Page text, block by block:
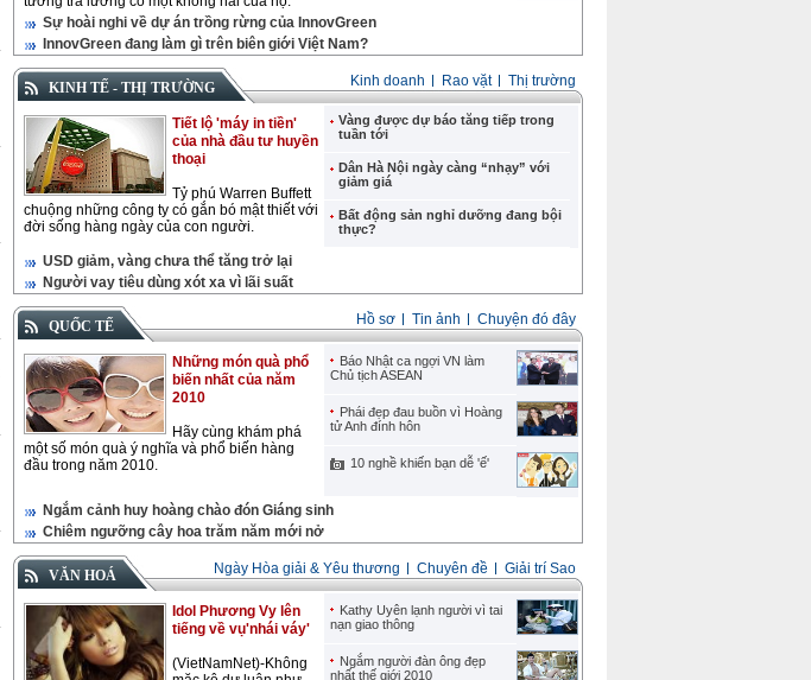
Sự hoài nghi về dự án trồng rừng của InnovGreen
InnovGreen đang làm gì trên biên giới Việt Nam?
KINH TẾ - THỊ TRƯỜNG Kinh doanh Rao vặt Thị trường
Tiết lộ 'máy in tiền'
của nhà đầu tư huyền
thoại
Tỷ phú Warren Buffett
chuộng những công ty có gắn bó mật thiết với
đời sống hàng ngày của con người.
Vàng được dự báo tăng tiếp trong
tuần tới
Dân Hà Nội ngày càng “nhạy” với
giảm giá
Bất động sản nghỉ dưỡng đang bội
thực?
USD giảm, vàng chưa thể tăng trở lại
Người vay tiêu dùng xót xa vì lãi suất
QUỐC TẾ Hồ sơ Tin ảnh Chuyện đó đây
Những món quà phổ
biến nhất của năm
2010
Hãy cùng khám phá
một số món quà ý nghĩa và phổ biến hàng
đầu trong năm 2010.
Báo Nhật ca ngợi VN làm
Chủ tịch ASEAN
Phái đẹp đau buồn vì Hoàng
tử Anh đính hôn
10 nghề khiến bạn dễ 'ế'
Ngắm cảnh huy hoàng chào đón Giáng sinh
Chiêm ngưỡng cây hoa trăm năm mới nở
VĂN HOÁ Ngày Hòa giải & Yêu thương Chuyên đề Giải trí Sao
Idol Phương Vy lên
tiếng về vụ'nhái váy'
(VietNamNet)-Không
Kathy Uyên lạnh người vì tai
nạn giao thông
Ngắm người đàn ông đẹp
nhất thế giới 2010